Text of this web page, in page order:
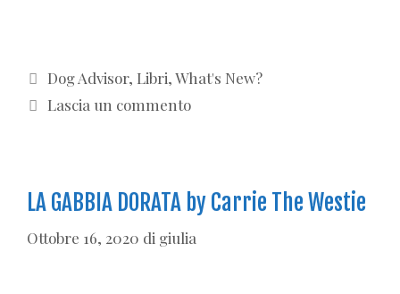
Categorie
Dog Advisor, Libri,What's New?
Lascia un commento
LA GABBIA DORATA by Carrie The Westie
Ottobre 16, 2020 di giulia